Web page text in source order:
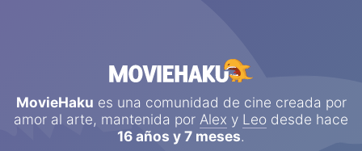
MovieHaku es una comunidad de cine creada por
amor al arte, mantenida por Alex y Leo desde hace
16 años y 7 meses.